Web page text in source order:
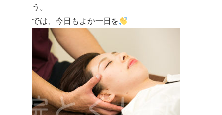
う。
では、今日もよか一日を